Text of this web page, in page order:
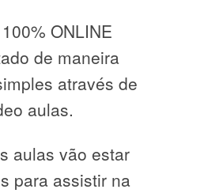
ONLINE
de maneira
através de
aulas.
aulas vão estar
para assistir na